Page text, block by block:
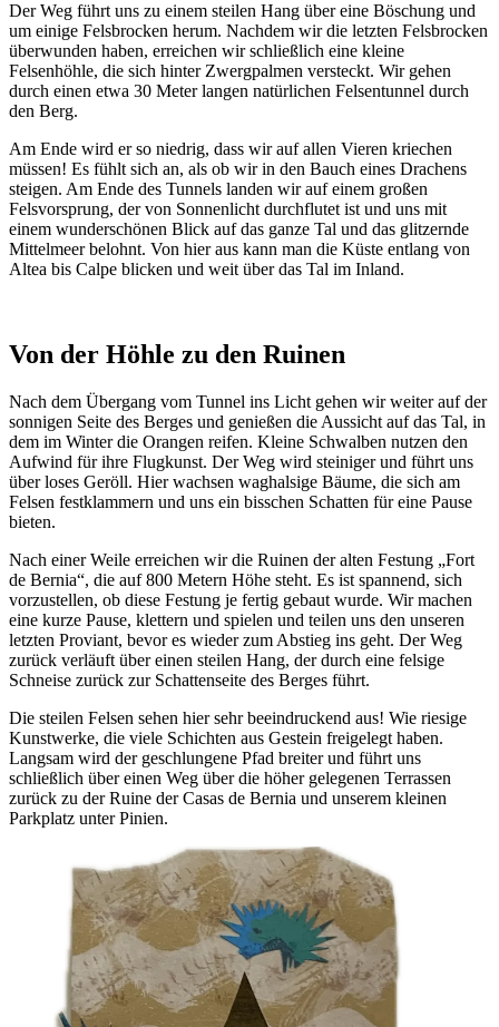
Der Weg führt uns zu einem steilen Hang über eine Böschung und
um einige Felsbrocken herum. Nachdem wir die letzten Felsbrocken
überwunden haben, erreichen wir schließlich eine kleine
Felsenhöhle, die sich hinter Zwergpalmen versteckt. Wir gehen
durch einen etwa 30 Meter langen natürlichen Felsentunnel durch
den Berg.
Am Ende wird er so niedrig, dass wir auf allen Vieren kriechen
müssen! Es fühlt sich an, als ob wir in den Bauch eines Drachens
steigen. Am Ende des Tunnels landen wir auf einem großen
Felsvorsprung, der von Sonnenlicht durchflutet ist und uns mit
einem wunderschönen Blick auf das ganze Tal und das glitzernde
Mittelmeer belohnt. Von hier aus kann man die Küste entlang von
Altea bis Calpe blicken und weit über das Tal im Inland.
Von der Höhle zu den Ruinen
Nach dem Übergang vom Tunnel ins Licht gehen wir weiter auf der
sonnigen Seite des Berges und genießen die Aussicht auf das Tal, in
dem im Winter die Orangen reifen. Kleine Schwalben nutzen den
Aufwind für ihre Flugkunst. Der Weg wird steiniger und führt uns
über loses Geröll. Hier wachsen waghalsige Bäume, die sich am
Felsen festklammern und uns ein bisschen Schatten für eine Pause
bieten.
Nach einer Weile erreichen wir die Ruinen der alten Festung „Fort
de Bernia“, die auf 800 Metern Höhe steht. Es ist spannend, sich
vorzustellen, ob diese Festung je fertig gebaut wurde. Wir machen
eine kurze Pause, klettern und spielen und teilen uns den unseren
letzten Proviant, bevor es wieder zum Abstieg ins geht. Der Weg
zurück verläuft über einen steilen Hang, der durch eine felsige
Schneise zurück zur Schattenseite des Berges führt.
Die steilen Felsen sehen hier sehr beeindruckend aus! Wie riesige
Kunstwerke, die viele Schichten aus Gestein freigelegt haben.
Langsam wird der geschlungene Pfad breiter und führt uns
schließlich über einen Weg über die höher gelegenen Terrassen
zurück zu der Ruine der Casas de Bernia und unserem kleinen
Parkplatz unter Pinien.